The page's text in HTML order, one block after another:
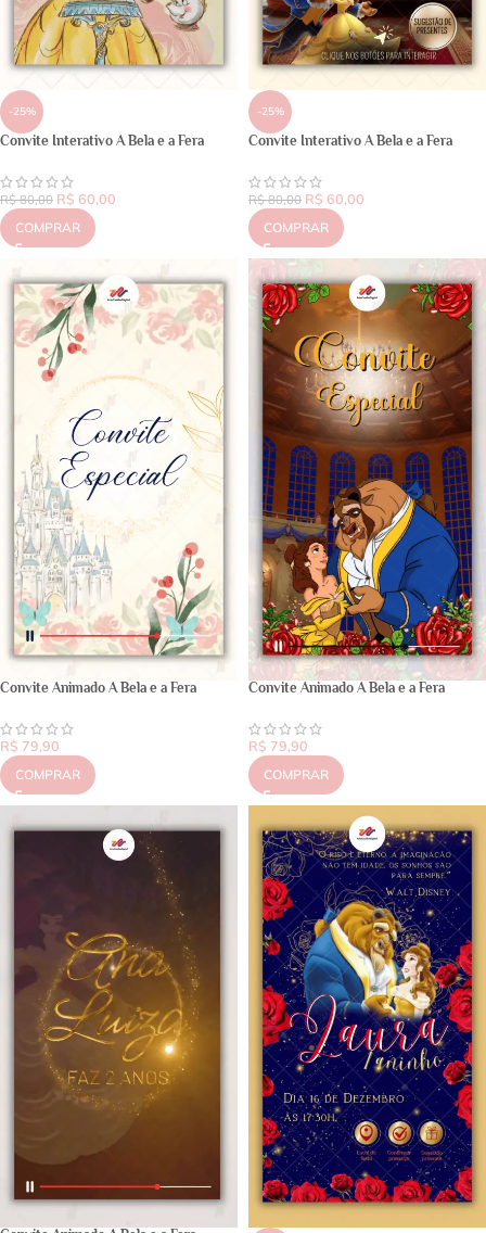
-25%
Convite Interativo A Bela e a Fera
R$80,00 R$ 60,00
COMPRAR
-25%
Convite Interativo A Bela e a Fera
R$80,00 R$ 60,00
COMPRAR
Convite Animado A Bela e a Fera
R$ 79,90
COMPRAR
Convite Animado A Bela e a Fera
R$ 79,90
COMPRAR